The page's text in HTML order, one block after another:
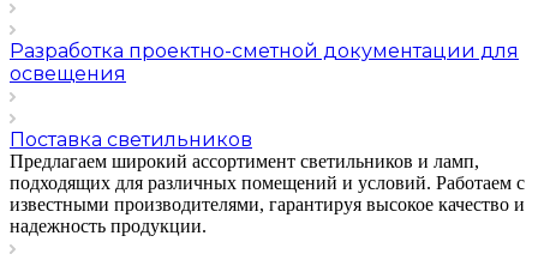
Разработка проектно-сметной документации для
освещения
Поставка светильников
Предлагаем широкий ассортимент светильников и ламп,
подходящих для различных помещений и условий. Работаем с
известными производителями, гарантируя высокое качество и
надежность продукции.